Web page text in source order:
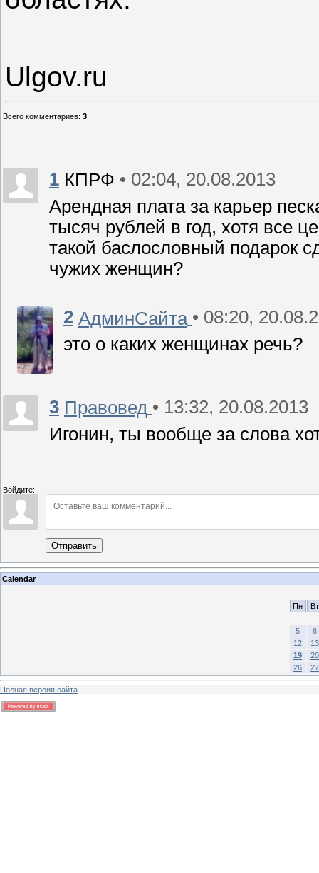
Ulgov.ru
Всего комментариев: 3
1 КПРФ • 02:04, 20.08.2013
Арендная плата за карьер
тысяч рублей в год, хотя все
такой баслословный подарок
чужих женщин?
2 АдминСайта • 08:20,
это о каких женщинах речь?
3 Правовед • 13:32, 20.08.2013
Игонин, ты вообще за слова
Войдите:
Отправить
Calendar
Пн
Вт
5
6
12
13
19
20
26
27
Полная версия сайта